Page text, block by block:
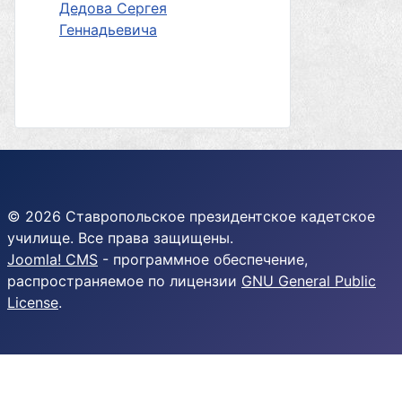
Дедова Сергея
Геннадьевича
© 2026 Ставропольское президентское кадетское
училище. Все права защищены.
Joomla! CMS - программное обеспечение,
распространяемое по лицензии GNU General Public
License.